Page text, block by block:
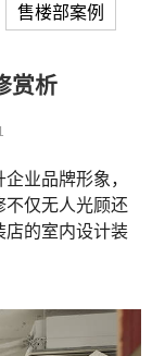
售楼部案例
赏析
业品牌形象，
不仅无人光顾还
店的室内设计装